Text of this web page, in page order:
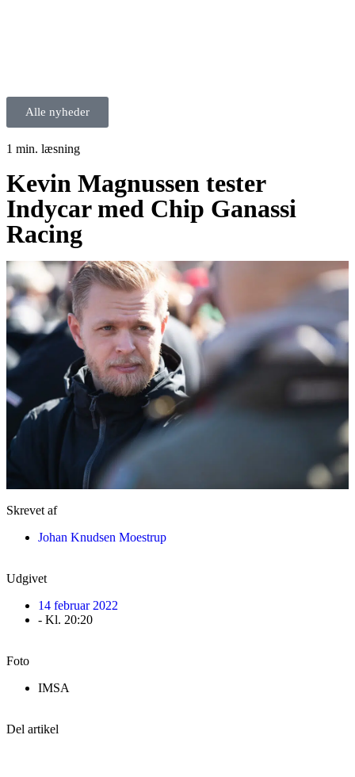
Alle nyheder
1 min. læsning
Kevin Magnussen tester
Indycar med Chip Ganassi
Racing
Skrevet af
Johan Knudsen Moestrup
Udgivet
14 februar 2022
- Kl. 20:20
Foto
IMSA
Del artikel